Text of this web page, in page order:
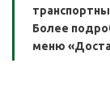
Более
меню